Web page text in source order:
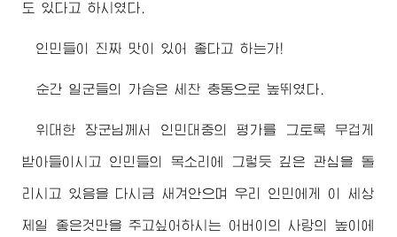
도 있다고 하시였다.
인민들이 진짜 맛이 있어 좋다고 하는가!
순간 일군들의 가슴은 세찬 충동으로 높뛰였다.
위대한 장군님께서 인민대중의 평가를 그토록 무겁게
받아들이시고 인민들의 목소리에 그렇듯 깊은 관심을 돌
리시고 있음을 다시금 새겨안으며 우리 인민에게 이 세상
제일 좋은것만을 주고싶어하시는 어버이 의 사랑의 높이에